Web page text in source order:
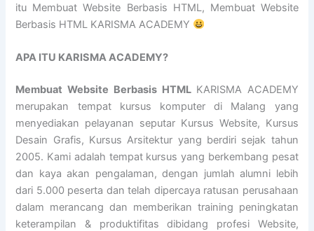
itu Membuat Website Berbasis HTML, Membuat Website
Berbasis HTML KARISMA ACADEMY
APA ITU KARISMA ACADEMY?
Membuat Website Berbasis HTML KARISMA ACADEMY
merupakan tempat kursus komputer di Malang yang
menyediakan pelayanan seputar Kursus Website, Kursus
Desain Grafis, Kursus Arsitektur yang berdiri sejak tahun
2005. Kami adalah tempat kursus yang berkembang pesat
dan kaya akan pengalaman, dengan jumlah alumni lebih
dari 5.000 peserta dan telah dipercaya ratusan perusahaan
dalam merancang dan memberikan training peningkatan
keterampilan & produktifitas dibidang profesi Website,